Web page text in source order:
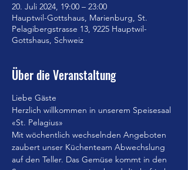
20. Juli 2024, 19:00 – 23:00
Hauptwil-Gottshaus, Marienburg, St.
Pelagibergstrasse 13, 9225 Hauptwil-
Gottshaus, Schweiz
Über die Veranstaltung
Liebe Gäste
Herzlich willkommen in unserem Speisesaal
«St. Pelagius»
Mit wöchentlich wechselnden Angeboten
zaubert unser Küchenteam Abwechslung
auf den Teller. Das Gemüse kommt in den